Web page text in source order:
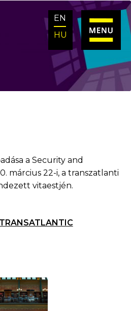
EN
HU
a Security and
március 22-i, a transzatlanti
vitaestjén.